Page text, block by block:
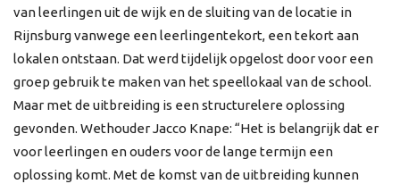
van leerlingen uit de wijk en de sluiting van de locatie in
Rijnsburg vanwege een leerlingentekort, een tekort aan
lokalen ontstaan. Dat werd tijdelijk opgelost door voor een
groep gebruik te maken van het speellokaal van de school.
Maar met de uitbreiding is een structurelere oplossing
gevonden. Wethouder Jacco Knape: “Het is belangrijk dat er
voor leerlingen en ouders voor de lange termijn een
oplossing komt. Met de komst van de uitbreiding kunnen